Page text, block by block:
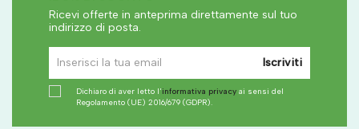
Ricevi offerte in anteprima direttamente sul tuo
indirizzo di posta.
Iscriviti
Dichiaro di aver letto l'informativa privacy ai sensi del
Regolamento (UE) 2016/679 (GDPR).